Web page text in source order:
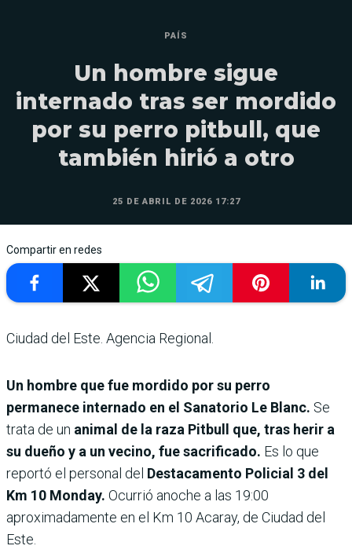
PAÍS
Un hombre sigue
internado tras ser mordido
por su perro pitbull, que
también hirió a otro
25 DE ABRIL DE 2026 17:27
Compartir en redes
Ciudad del Este. Agencia Regional.
Un hombre que fue mordido por su perro
permanece internado en el Sanatorio Le Blanc. Se
trata de un animal de la raza Pitbull que, tras herir a
su dueño y a un vecino, fue sacrificado. Es lo que
reportó el personal del Destacamento Policial 3 del
Km 10 Monday. Ocurrió anoche a las 19:00
aproximadamente en el Km 10 Acaray, de Ciudad del
Este.